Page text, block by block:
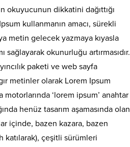
dikkatini dağıttığı
kullanmanın amacı, sürekli
metin gelecek yazmaya kıyasla
sağlayarak okunurluğu artırmasıdır.
paketi ve web sayfa
metinler olarak Lorem Ipsum
motorlarında ‘lorem ipsum’ anahtar
henüz tasarım aşamasında olan
içinde, bazen kazara, bazen
çeşitli sürümleri